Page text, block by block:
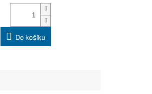
Do košíku